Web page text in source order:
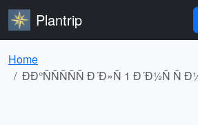
Plantrip
Home
ÐÐ°ÑÑÑÑÑ Ð´Ð»Ñ 1 Ð´Ð½Ñ Ñ